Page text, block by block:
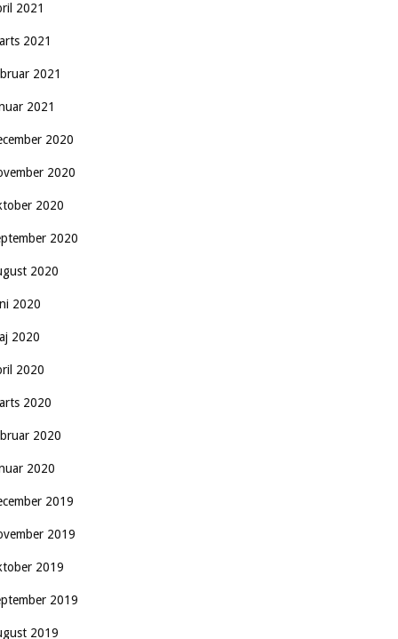
2021
2021
2021
2021
2020
2020
2020
2020
2020
2020
2020
2020
2020
2020
2020
2019
2019
2019
2019
2019